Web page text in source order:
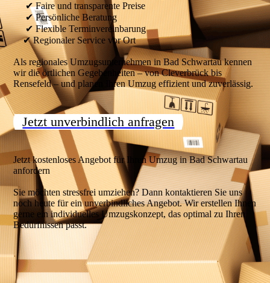
✔ Faire und transparente Preise
✔ Persönliche Beratung
✔ Flexible Terminvereinbarung
✔ Regionaler Service vor Ort
Als regionales Umzugsunternehmen in Bad Schwartau kennen
wir die örtlichen Gegebenheiten – von Cleverbrück bis
Rensefeld – und planen Ihren Umzug effizient und zuverlässig.
Jetzt unverbindlich anfragen
Jetzt kostenloses Angebot für Ihren Umzug in Bad Schwartau
anfordern
Sie möchten stressfrei umziehen? Dann kontaktieren Sie uns
noch heute für ein unverbindliches Angebot. Wir erstellen Ihnen
gerne ein individuelles Umzugskonzept, das optimal zu Ihren
Bedürfnissen passt.